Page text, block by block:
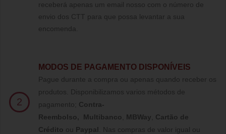
receberá apenas um email nosso com o número de
envio dos CTT para que possa levantar a sua
encomenda.
2
MODOS DE PAGAMENTO DISPONÍVEIS
Pague durante a compra ou apenas quando receber os
produtos. Disponibilizamos varios métodos de
pagamento; Contra-
Reembolso, Multibanco MBWay
Cartão de
Crédito ou Paypal
Nas compras de valor igual ou